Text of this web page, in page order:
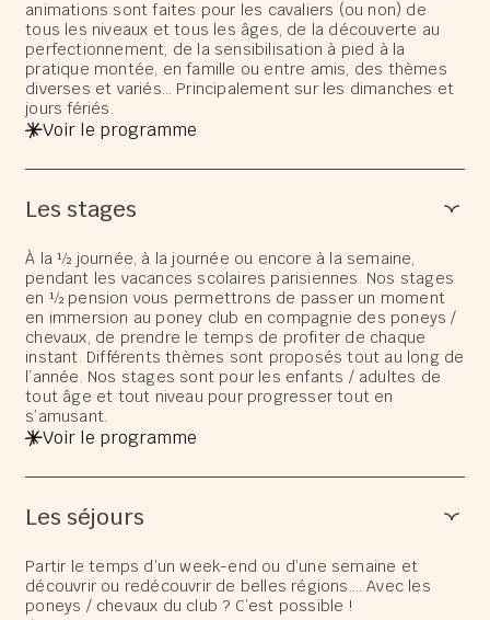
animations sont faites pour les cavaliers (ou non) de
tous les niveaux et tous les âges, de la découverte au
perfectionnement, de la sensibilisation à pied à la
pratique montée, en famille ou entre amis, des thèmes
diverses et variés… Principalement sur les dimanches et
jours fériés.
Voir le programme
Les stages
À la ½ journée, à la journée ou encore à la semaine,
pendant les vacances scolaires parisiennes. Nos stages
en ½ pension vous permettrons de passer un moment
en immersion au poney club en compagnie des poneys /
chevaux, de prendre le temps de profiter de chaque
instant. Différents thèmes sont proposés tout au long de
l’année. Nos stages sont pour les enfants / adultes de
tout âge et tout niveau pour progresser tout en
s’amusant.
Voir le programme
Les séjours
Partir le temps d’un week-end ou d’une semaine et
découvrir ou redécouvrir de belles régions…. Avec les
poneys / chevaux du club ? C’est possible !